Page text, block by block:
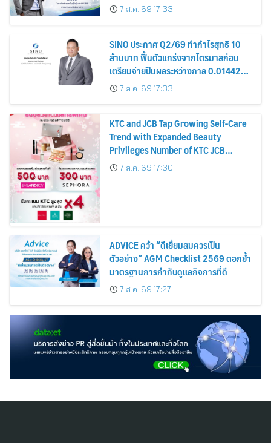
รมาภิบาล โปร่งใส สร้างความเชื่อมั่นผู้ถือ
หุ้น
7 ส.ค. 69 17:33
SINO ประกาศ Q2/69 ทำกำไรสุทธิ 10
ล้านบาท ฟื้นตัวแกร่งจากไตรมาสก่อน
เตรียมจ่ายปันผลระหว่างกาล 0.014423
บาทต่อหุ้น ครึ่งปีหลังมุ่งเติบโตต่อเนื่อง
7 ส.ค. 69 17:33
KTC and JCB Tap Growing Self-Care
Trend with Expanded Beauty
Privileges Number of KTC JCB
Cardmembers Spending on
Cosmetics Rises 26%
7 ส.ค. 69 17:30
ADVICE คว้า “ดีเยี่ยมสมควรเป็น
ตัวอย่าง” AGM Checklist 2569 ตอกย้ำ
มาตรฐานการกำกับดูแลกิจการที่ดี
7 ส.ค. 69 17:27